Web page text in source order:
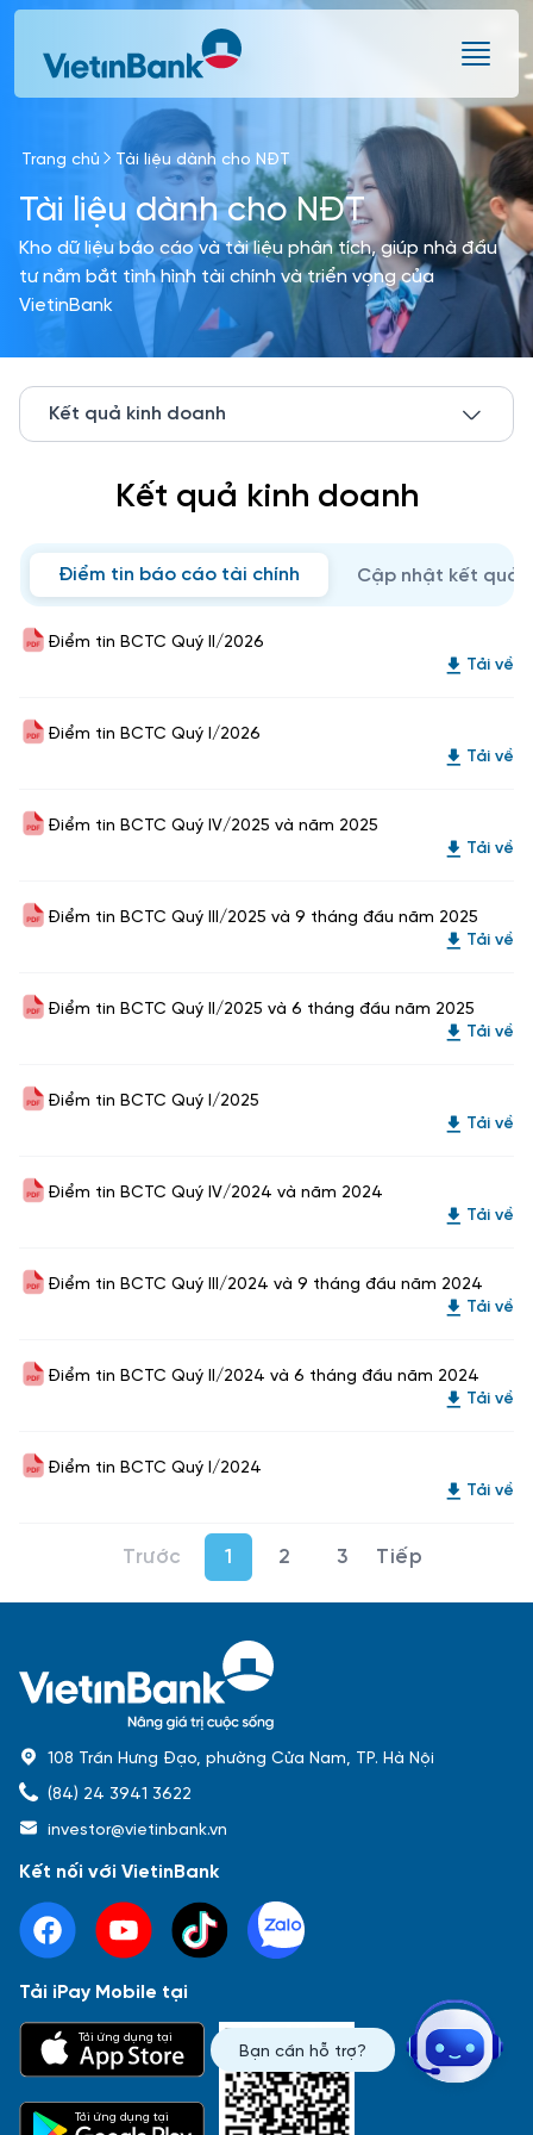
Skip to Main Content
Báo cáo tài chính Thông tin giao dịch
Sự kiện
Trang chủ Tài liệu dành cho NĐT
Tài liệu dành cho NĐT
Kho dữ liệu báo cáo và tài liệu phân tích, giúp nhà đầu
tư nắm bắt tình hình tài chính và triển vọng của
VietinBank
Kết quả kinh doanh
Kết quả kinh doanh
Điểm tin báo cáo tài chính Cập nhật kết quả
Điểm tin BCTC Quý II/2026
Tải về
Điểm tin BCTC Quý I/2026
Tải về
Điểm tin BCTC Quý IV/2025 và năm 2025
Tải về
Điểm tin BCTC Quý III/2025 và 9 tháng đầu năm 2025
Tải về
Điểm tin BCTC Quý II/2025 và 6 tháng đầu năm 2025
Tải về
Điểm tin BCTC Quý I/2025
Tải về
Điểm tin BCTC Quý IV/2024 và năm 2024
Tải về
Điểm tin BCTC Quý III/2024 và 9 tháng đầu năm 2024
Tải về
Điểm tin BCTC Quý II/2024 và 6 tháng đầu năm 2024
Tải về
Điểm tin BCTC Quý I/2024
Tải về
1 2 3
Bạn cần hỗ trợ?
108 Trần Hưng Đạo, phường Cửa Nam, TP. Hà Nội
(84) 24 3941 3622
investor@vietinbank.vn
Kết nối với VietinBank
Tải iPay Mobile tại
Tải ứng dụng tại
Tải ứng dụng tại